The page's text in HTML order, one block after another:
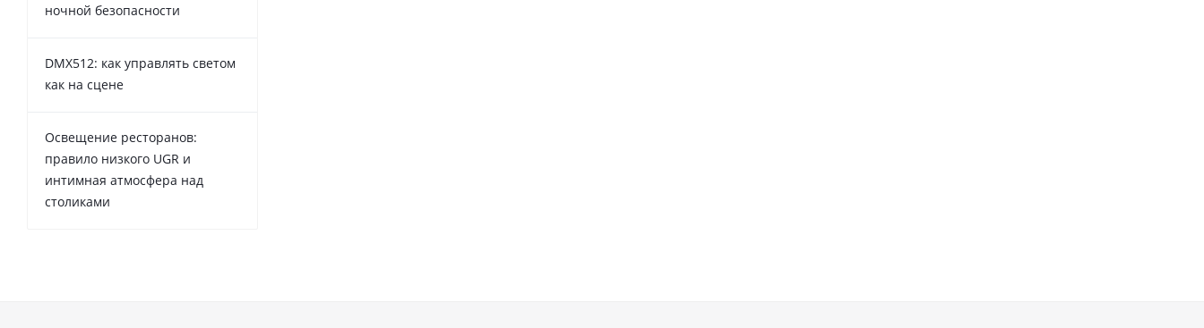
ночной безопасности
DMX512: как управлять светом
как на сцене
Освещение ресторанов:
правило низкого UGR и
интимная атмосфера над
столиками